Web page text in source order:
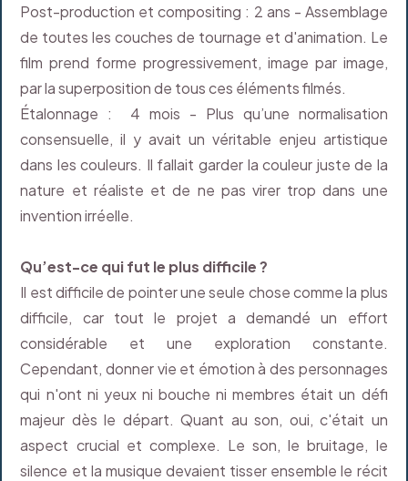
Post-production et compositing : 2 ans - Assemblage
de toutes les couches de tournage et d'animation. Le
film prend forme progressivement, image par image,
par la superposition de tous ces éléments filmés.
Étalonnage : 4 mois - Plus qu’une normalisation
consensuelle, il y avait un véritable enjeu artistique
dans les couleurs. Il fallait garder la couleur juste de la
nature et réaliste et de ne pas virer trop dans une
invention irréelle.
Qu’est-ce qui fut le plus difficile ?
Il est difficile de pointer une seule chose comme la plus
difficile, car tout le projet a demandé un effort
considérable et une exploration constante.
Cependant, donner vie et émotion à des personnages
qui n'ont ni yeux ni bouche ni membres était un défi
majeur dès le départ. Quant au son, oui, c'était un
aspect crucial et complexe. Le son, le bruitage, le
silence et la musique devaient tisser ensemble le récit